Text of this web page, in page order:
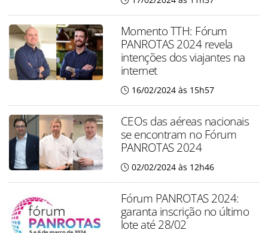
Momento TTH: Fórum
PANROTAS 2024 revela
intenções dos viajantes na
internet
16/02/2024 às 15h57
CEOs das aéreas nacionais
se encontram no Fórum
PANROTAS 2024
02/02/2024 às 12h46
Fórum PANROTAS 2024:
garanta inscrição no último
lote até 28/02